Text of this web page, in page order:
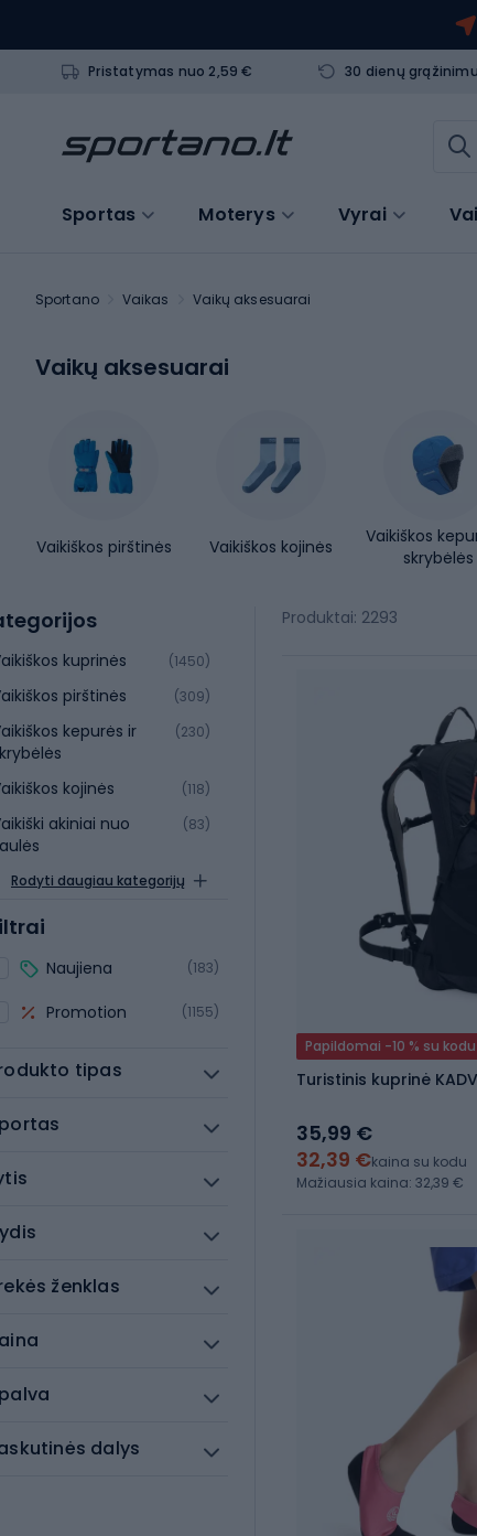
Pristatymas nuo 2,59 € 30 dienų
Sportas Moterys Vyrai
Sportano Vaikas Vaikų aksesuarai
Vaikų aksesuarai
Vaikiškos pirštinės Vaikiškos kojinės
Vaikiškos
skrybėlės
kuprinės (1450)
pirštinės (309)
kepurės ir
(230)
kojinės (118)
akiniai nuo
(83)
Rodyti daugiau kategorijų
Naujiena (183)
Promotion (1155)
tipas
ženklas
dalys
Produktai: 2293
Papildomai -10 % su kodu
Turistinis kuprinė
35,99 €
32,39 €kaina su kodu
Mažiausia kaina: 32,39 €